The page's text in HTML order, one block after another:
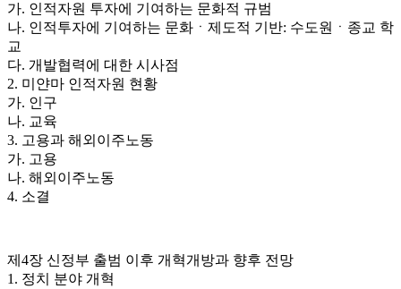
가. 인적자원 투자에 기여하는 문화적 규범
나. 인적투자에 기여하는 문화ㆍ제도적 기반: 수도원ㆍ종교 학
교
다. 개발협력에 대한 시사점
2. 미얀마 인적자원 현황
가. 인구
나. 교육
3. 고용과 해외이주노동
가. 고용
나. 해외이주노동
4. 소결
제4장 신정부 출범 이후 개혁개방과 향후 전망
1. 정치 분야 개혁